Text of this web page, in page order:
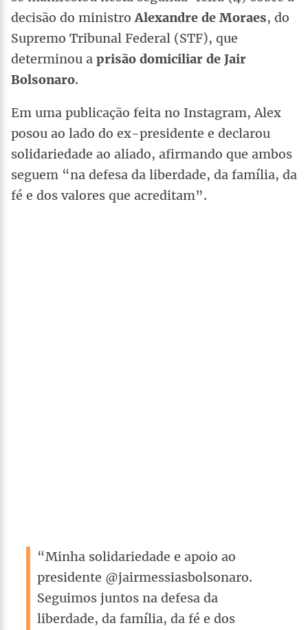
decisão do ministroAlexandre de Moraes, do
Supremo Tribunal Federal (STF), que
determinou a prisão domiciliar de Jair
Bolsonaro.
Em uma publicação feita no Instagram, Alex
posou ao lado do ex-presidente e declarou
solidariedade ao aliado, afirmando que ambos
seguem “na defesa da liberdade, da família, da
fé e dos valores que acreditam”.
“Minha solidariedade e apoio ao
presidente @jairmessiasbolsonaro.
Seguimos juntos na defesa da
liberdade, da família, da fé e dos